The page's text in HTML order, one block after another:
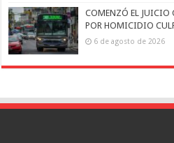
COMENZÓ EL JUICIO
POR HOMICIDIO
6 de agosto de 2026